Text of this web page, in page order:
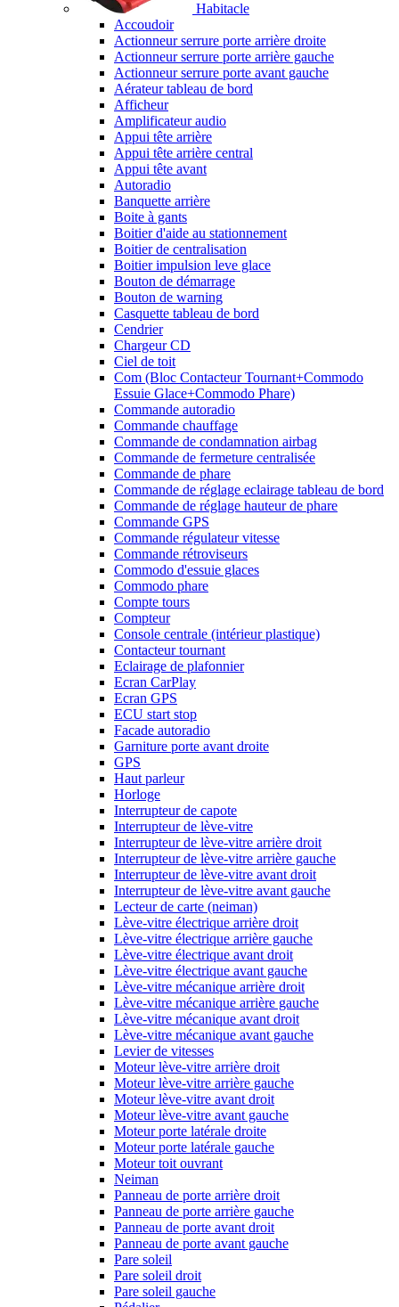
Habitacle
Accoudoir
Actionneur serrure porte arrière droite
Actionneur serrure porte arrière gauche
Actionneur serrure porte avant gauche
Aérateur tableau de bord
Afficheur
Amplificateur audio
Appui tête arrière
Appui tête arrière central
Appui tête avant
Autoradio
Banquette arrière
Boite à gants
Boitier d'aide au stationnement
Boitier de centralisation
Boitier impulsion leve glace
Bouton de démarrage
Bouton de warning
Casquette tableau de bord
Cendrier
Chargeur CD
Ciel de toit
Com (Bloc Contacteur Tournant+Commodo
Essuie Glace+Commodo Phare)
Commande autoradio
Commande chauffage
Commande de condamnation airbag
Commande de fermeture centralisée
Commande de phare
Commande de réglage eclairage tableau de bord
Commande de réglage hauteur de phare
Commande GPS
Commande régulateur vitesse
Commande rétroviseurs
Commodo d'essuie glaces
Commodo phare
Compte tours
Compteur
Console centrale (intérieur plastique)
Contacteur tournant
Eclairage de plafonnier
Ecran CarPlay
Ecran GPS
ECU start stop
Facade autoradio
Garniture porte avant droite
GPS
Haut parleur
Horloge
Interrupteur de capote
Interrupteur de lève-vitre
Interrupteur de lève-vitre arrière droit
Interrupteur de lève-vitre arrière gauche
Interrupteur de lève-vitre avant droit
Interrupteur de lève-vitre avant gauche
Lecteur de carte (neiman)
Lève-vitre électrique arrière droit
Lève-vitre électrique arrière gauche
Lève-vitre électrique avant droit
Lève-vitre électrique avant gauche
Lève-vitre mécanique arrière droit
Lève-vitre mécanique arrière gauche
Lève-vitre mécanique avant droit
Lève-vitre mécanique avant gauche
Levier de vitesses
Moteur lève-vitre arrière droit
Moteur lève-vitre arrière gauche
Moteur lève-vitre avant droit
Moteur lève-vitre avant gauche
Moteur porte latérale droite
Moteur porte latérale gauche
Moteur toit ouvrant
Neiman
Panneau de porte arrière droit
Panneau de porte arrière gauche
Panneau de porte avant droit
Panneau de porte avant gauche
Pare soleil
Pare soleil droit
Pare soleil gauche